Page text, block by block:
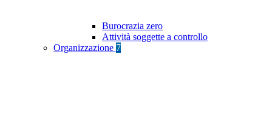
Burocrazia zero
Attività soggette a controllo
Organizzazione 7